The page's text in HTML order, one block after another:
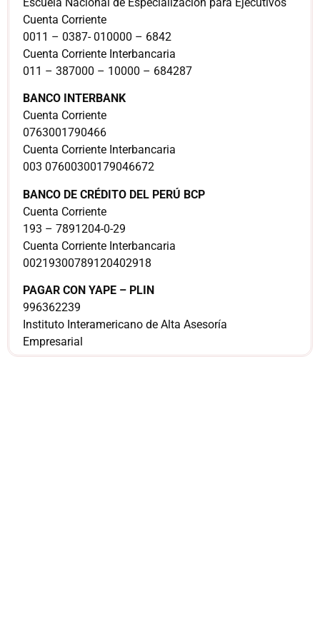
Cuenta Corriente
0011 – 0387- 010000 – 6842
Cuenta Corriente Interbancaria
011 – 387000 – 10000 – 684287
BANCO INTERBANK
Cuenta Corriente
0763001790466
Cuenta Corriente Interbancaria
003 07600300179046672
BANCO DE CRÉDITO DEL PERÚ BCP
Cuenta Corriente
193 – 7891204-0-29
Cuenta Corriente Interbancaria
00219300789120402918
PAGAR CON YAPE – PLIN
996362239
Instituto Interamericano de Alta Asesoría
Empresarial